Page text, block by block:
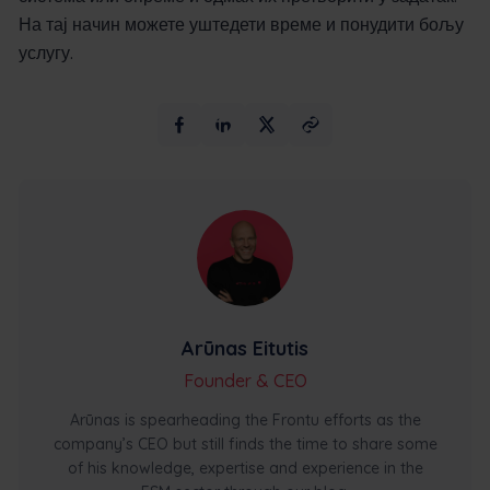
На тај начин можете уштедети време и понудити бољу
услугу.
Arūnas Eitutis
Founder & CEO
Arūnas is spearheading the Frontu efforts as the
company’s CEO but still finds the time to share some
of his knowledge, expertise and experience in the